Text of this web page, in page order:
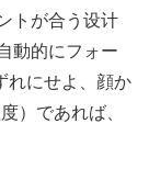
トが合う设计
動的にフォー
れにせよ、顔か
）であれば、